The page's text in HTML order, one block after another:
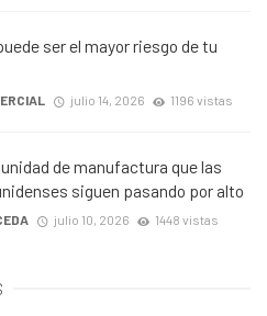
ser el mayor riesgo de tu
julio 14, 2026 1196 vistas
de manufactura que las
siguen pasando por alto
julio 10, 2026 1448 vistas